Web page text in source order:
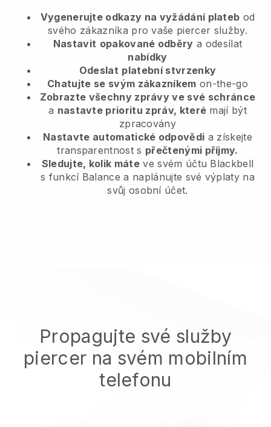
Vygenerujte odkazy na vyžádání plateb od
svého zákazníka pro vaše piercer služby.
Nastavit opakované odběry a odesílat
nabídky
Odeslat platební stvrzenky
Chatujte se svým zákazníkem on-the-go
Zobrazte všechny zprávy ve své schránce
a nastavte prioritu zpráv, které mají být
zpracovány
Nastavte automatické odpovědi a získejte
transparentnost s přečtenými příjmy.
Sledujte, kolik máte ve svém účtu Blackbell
s funkcí Balance a naplánujte své výplaty na
svůj osobní účet.
Propagujte své služby
piercer na svém mobilním
telefonu